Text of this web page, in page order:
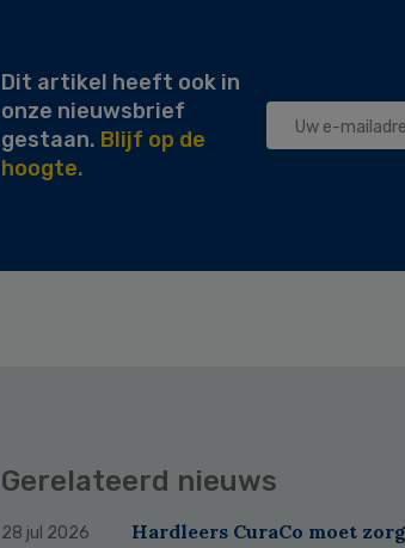
Dit artikel heeft ook in
onze nieuwsbrief
gestaan. Blijf op de
hoogte.
Gerelateerd nieuws
28 jul 2026 Hardleers CuraCo moet